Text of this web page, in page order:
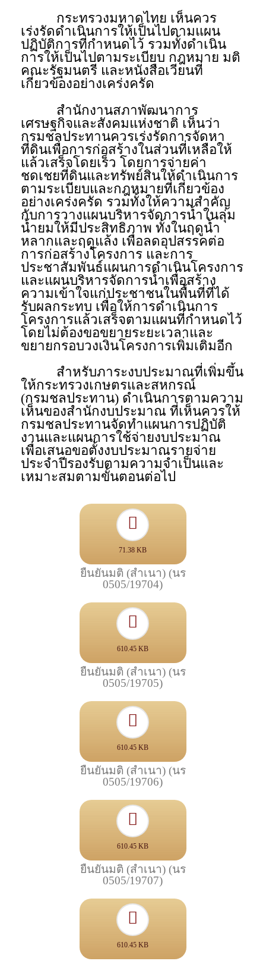
กระทรวงมหาดไทย เห็นควร
เร่งรัดดำเนินการให้เป็นไปตามแผน
ปฏิบัติการที่กำหนดไว้ รวมทั้งดำเนิน
การให้เป็นไปตามระเบียบ กฎหมาย มติ
คณะรัฐมนตรี และหนังสือเวียนที่
เกี่ยวข้องอย่างเคร่งครัด
สำนักงานสภาพัฒนาการ
เศรษฐกิจและสังคมแห่งชาติ เห็นว่า
กรมชลประทานควรเร่งรัดการจัดหา
ที่ดินเพื่อการก่อสร้างในส่วนที่เหลือให้
แล้วเสร็จโดยเร็ว โดยการจ่ายค่า
ชดเชยที่ดินและทรัพย์สินให้ดำเนินการ
ตามระเบียบและกฎหมายที่เกี่ยวข้อง
อย่างเคร่งครัด รวมทั้งให้ความสำคัญ
กับการวางแผนบริหารจัดการน้ำในลุ่ม
น้ำยมให้มีประสิทธิภาพ ทั้งในฤดูน้ำ
หลากและฤดูแล้ง เพื่อลดอุปสรรคต่อ
การก่อสร้างโครงการ และการ
ประชาสัมพันธ์แผนการดำเนินโครงการ
และแผนบริหารจัดการน้ำเพื่อสร้าง
ความเข้าใจแก่ประชาชนในพื้นที่ที่ได้
รับผลกระทบ เพื่อให้การดำเนินการ
โครงการแล้วเสร็จตามแผนที่กำหนดไว้
โดยไม่ต้องขอขยายระยะเวลาและ
ขยายกรอบวงเงินโครงการเพิ่มเติมอีก
สำหรับภาระงบประมาณที่เพิ่มขึ้น
ให้กระทรวงเกษตรและสหกรณ์
(กรมชลประทาน) ดำเนินการตามความ
เห็นของสำนักงบประมาณ ที่เห็นควรให้
กรมชลประทานจัดทำแผนการปฏิบัติ
งานและแผนการใช้จ่ายงบประมาณ
เพื่อเสนอขอตั้งงบประมาณรายจ่าย
ประจำปีรองรับตามความจำเป็นและ
เหมาะสมตามขั้นตอนต่อไป
71.38 KB
ยืนยันมติ (สำเนา) (นร
0505/19704)
610.45 KB
ยืนยันมติ (สำเนา) (นร
0505/19705)
610.45 KB
ยืนยันมติ (สำเนา) (นร
0505/19706)
610.45 KB
ยืนยันมติ (สำเนา) (นร
0505/19707)
610.45 KB